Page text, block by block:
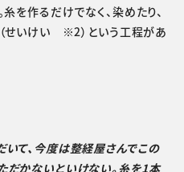
を作るだけでなく、染めたり、
（せいけい ※2）という工程があ
て、今度は整経屋さんでこの
だかないといけない。糸を1本